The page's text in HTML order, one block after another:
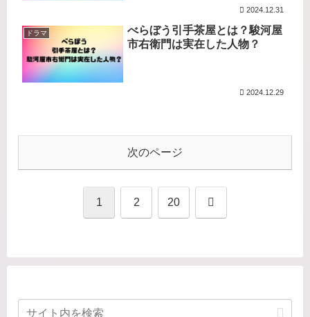
2024.12.31
ドラマ
べらぼう引手茶屋とは？駿河屋
市右衛門は実在した人物？
2024.12.29
次のページ
1 2 20 次